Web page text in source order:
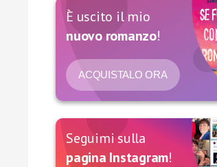
È uscito il mio
nuovo romanzo!
ACQUISTALO ORA
Seguimi sulla
pagina Instagram!